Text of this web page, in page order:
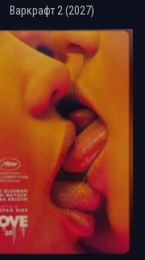
Варкрафт 2 (2027)